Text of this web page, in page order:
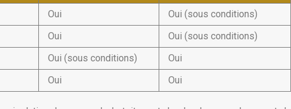
Oui
Oui (sous conditions)
Oui
Oui (sous conditions)
Oui (sous conditions)
Oui
Oui Oui